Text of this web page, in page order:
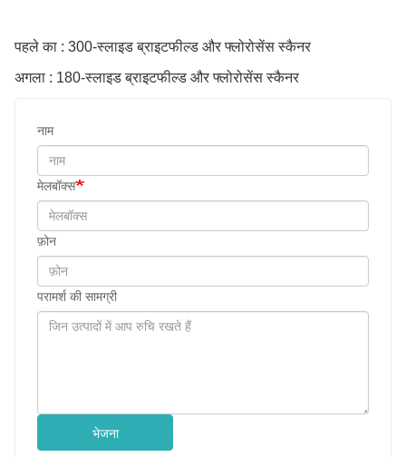
पहले का : 300-स्लाइड ब्राइटफील्ड और फ्लोरोसेंस स्कैनर
अगला : 180-स्लाइड ब्राइटफील्ड और फ्लोरोसेंस स्कैनर
नाम
मेलबॉक्स
फ़ोन
परामर्श की सामग्री
भेजना